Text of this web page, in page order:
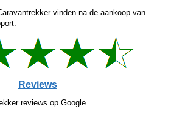
vinden na de aankoop van
Reviews
reviews op Google.